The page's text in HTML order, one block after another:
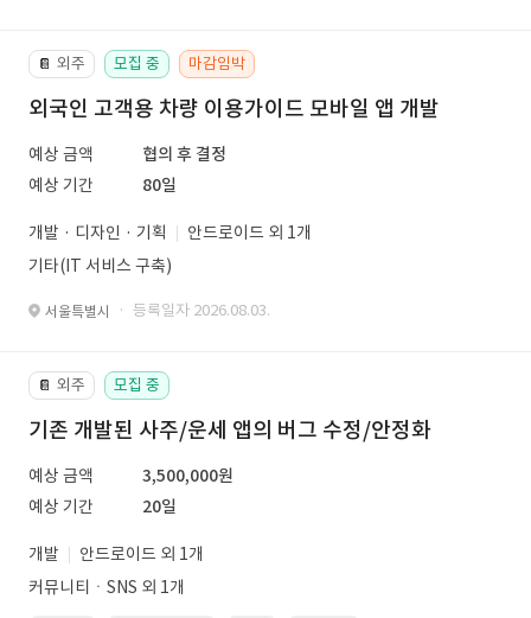
📔 외주 모집 중 마감임박
외국인 고객용 차량 이용가이드 모바일 앱 개발
예상 금액
협의 후 결정
예상 기간
80일
개발 · 디자인 · 기획
안드로이드 외 1개
기타(IT 서비스 구축)
서울특별시 · 등록일자 2026.08.03.
📔 외주 모집 중
기존 개발된 사주/운세 앱의 버그 수정/안정화
예상 금액
3,500,000원
예상 기간
20일
개발
안드로이드 외 1개
커뮤니티ㆍSNS 외 1개